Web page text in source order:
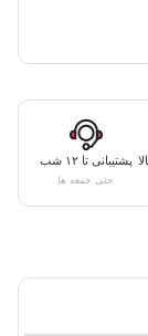
پشتیبانی تا ۱۲ شب
حتی جمعه ها